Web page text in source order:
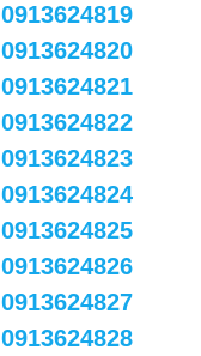
0913624819
0913624820
0913624821
0913624822
0913624823
0913624824
0913624825
0913624826
0913624827
0913624828